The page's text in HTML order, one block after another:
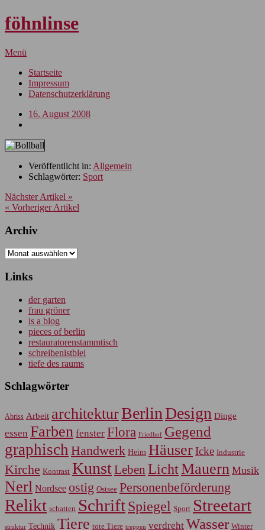
föhnlinse
Menü
Startseite
Impressum
Datenschutzerklärung
16. August 2008
Veröffentlicht in: Allgemein
Schlagwörter: Sport
Nächster Artikel »
« Vorheriger Artikel
Archiv
Archiv
Links
der garten
frau gröner
is a blog
pieces of berlin
restauratorenstammtisch
schreibenistblei
tiefe des raums
Schlagwörter
Abriss Arbeit architekturBerlin Design Dinge
essen Farben fenster Flora Friedhof Gegend
graphisch Handwerk Heim HäuserIcke Industrie
Kirche Kontrast KunstLeben LichtMauern Musik
Nerl Nordsee ostig Ostsee Personenbeförderung
Relikt schatten SchriftSpiegel Sport Streetart
struktur Technik Tiere tote Tiere treppen verdreht Wasser Winter